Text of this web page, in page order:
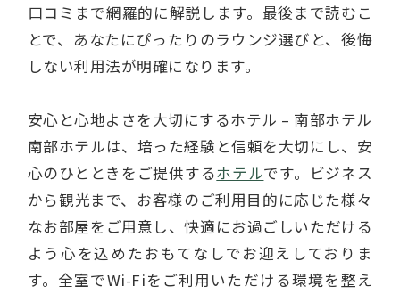
口コミまで網羅的に解説します。最後まで読むこ
とで、あなたにぴったりのラウンジ選びと、後悔
しない利用法が明確になります。
安心と心地よさを大切にするホテル – 南部ホテル
南部ホテルは、培った経験と信頼を大切にし、安
心のひとときをご提供するホテルです。ビジネス
から観光まで、お客様のご利用目的に応じた様々
なお部屋をご用意し、快適にお過ごしいただける
よう心を込めたおもてなしでお迎えしておりま
す。全室でWi-Fiをご利用いただける環境を整え